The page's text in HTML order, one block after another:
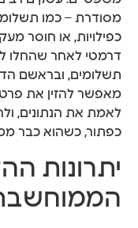
מסודרת – כמו
כפילויות, או חוסר
דרמטי לאחר שהחלו
תשלומים, ובראשם
מאפשר להזין את
לאמת את הנתונים,
כפתור, כשהוא כבר
יתרונות